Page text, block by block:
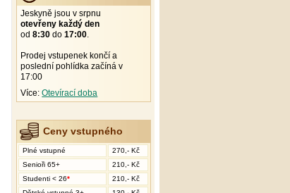
Jeskyně jsou v srpnu
otevřeny každý den
od8:30 do17:00
Prodej vstupenek končí a
poslední pohlídka začíná v
17:00
Více:Otevírací doba
Ceny vstupného
Plné vstupné
270,- Kč
Senioři 65+
210,- Kč
Studenti < 26*
210,- Kč